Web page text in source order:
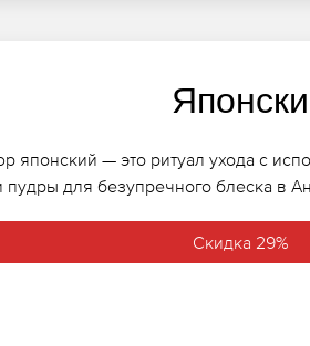
японский — это ритуал ухода с
пудры для безупречного блеска в
Скидка 29%